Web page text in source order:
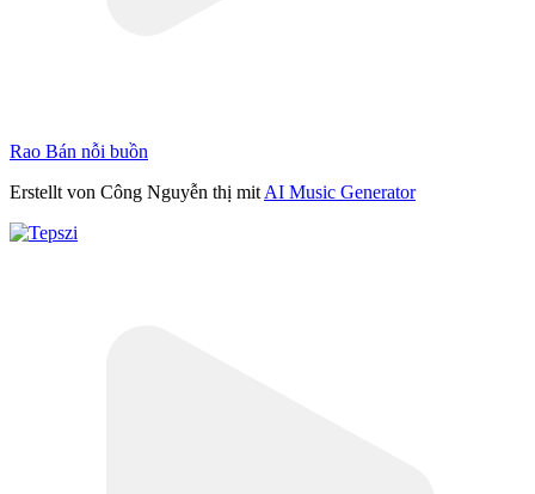
Rao Bán nỗi buồn
Erstellt von Công Nguyễn thị mit AI Music Generator